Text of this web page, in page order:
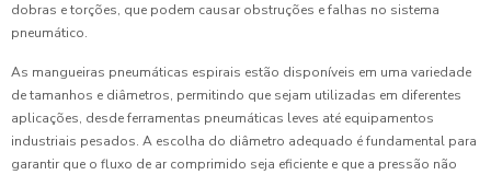
dobras e torções, que podem causar obstruções e falhas no sistema
pneumático.
As mangueiras pneumáticas espirais estão disponíveis em uma variedade
de tamanhos e diâmetros, permitindo que sejam utilizadas em diferentes
aplicações, desde ferramentas pneumáticas leves até equipamentos
industriais pesados. A escolha do diâmetro adequado é fundamental para
garantir que o fluxo de ar comprimido seja eficiente e que a pressão não